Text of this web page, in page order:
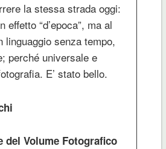
la stessa strada oggi:
effetto “d’epoca”, ma al
linguaggio senza tempo,
perché universale e
E’ stato bello.
del Volume Fotografico